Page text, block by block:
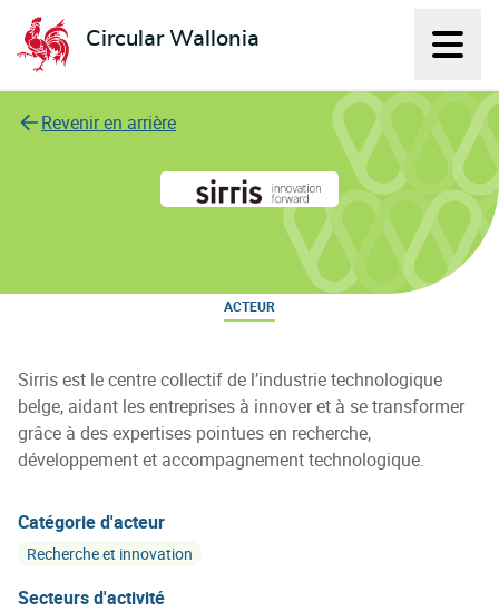
Circular Wallonia
L'économie circulaire
Revenir en arrière
ACTEUR
Sirris est le centre collectif de l’industrie technologique
belge, aidant les entreprises à innover et à se transformer
grâce à des expertises pointues en recherche,
développement et accompagnement technologique.
Catégorie d'acteur
Recherche et innovation
Secteurs d'activité